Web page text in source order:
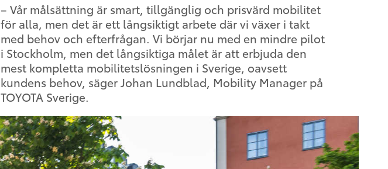
– Vår målsättning är smart, tillgänglig och prisvärd mobilitet
för alla, men det är ett långsiktigt arbete där vi växer i takt
med behov och efterfrågan. Vi börjar nu med en mindre pilot
i Stockholm, men det långsiktiga målet är att erbjuda den
mest kompletta mobilitetslösningen i Sverige, oavsett
kundens behov, säger Johan Lundblad, Mobility Manager på
TOYOTA Sverige.